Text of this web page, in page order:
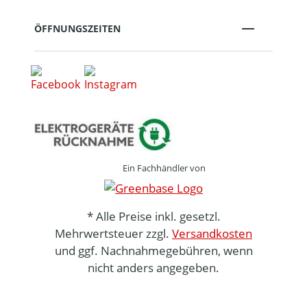
ÖFFNUNGSZEITEN
Ein Fachhändler von
* Alle Preise inkl. gesetzl.
Mehrwertsteuer zzgl. Versandkosten
und ggf. Nachnahmegebühren, wenn
nicht anders angegeben.